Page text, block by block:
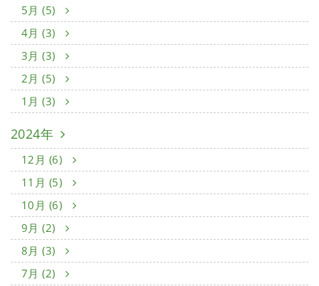
5月 (5)
4月 (3)
3月 (3)
2月 (5)
1月 (3)
2024年
12月 (6)
11月 (5)
10月 (6)
9月 (2)
8月 (3)
7月 (2)